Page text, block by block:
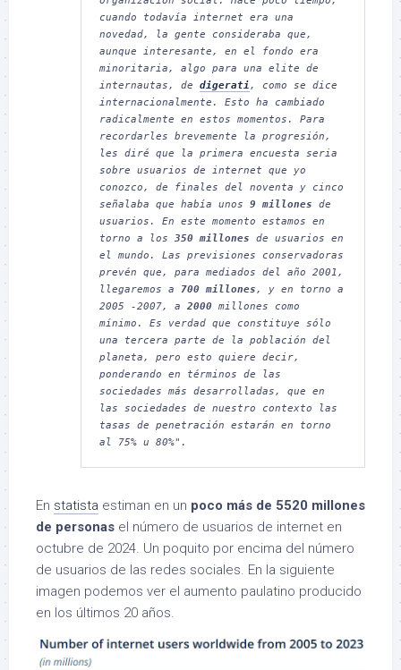
cuando todavía internet era una
novedad, la gente consideraba que,
aunque interesante, en el fondo era
minoritaria, algo para una elite de
internautas, de digerati, como se dice
internacionalmente. Esto ha cambiado
radicalmente en estos momentos. Para
recordarles brevemente la progresión,
les diré que la primera encuesta seria
sobre usuarios de internet que yo
conozco, de finales del noventa y cinco
señalaba que había unos 9 millones de
usuarios. En este momento estamos en
torno a los 350 millones de usuarios en
el mundo. Las previsiones conservadoras
prevén que, para mediados del año 2001,
llegaremos a 700 millones, y en torno a
2005 -2007, a 2000 millones como
mínimo. Es verdad que constituye sólo
una tercera parte de la población del
planeta, pero esto quiere decir,
ponderando en términos de las
sociedades más desarrolladas, que en
las sociedades de nuestro contexto las
tasas de penetración estarán en torno
al 75% u 80%".
En statista estiman en un poco más de 5520 millones
de personas el número de usuarios de internet en
octubre de 2024. Un poquito por encima del número
de usuarios de las redes sociales. En la siguiente
imagen podemos ver el aumento paulatino producido
en los últimos 20 años.